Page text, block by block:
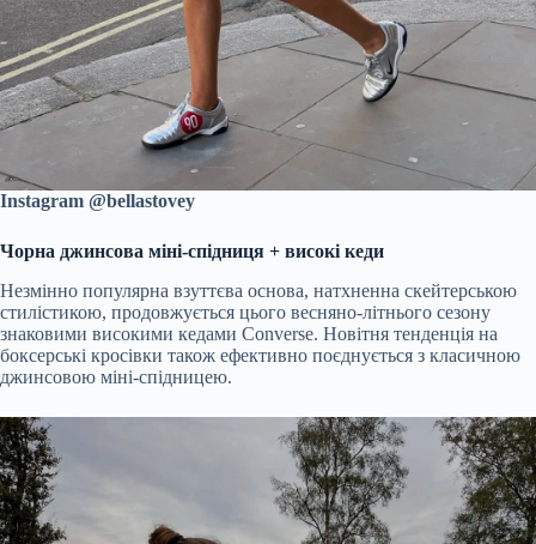
Instagram @bellastovey
Чорна джинсова міні-спідниця + високі кеди
Незмінно популярна взуттєва основа, натхненна скейтерською
стилістикою, продовжується цього весняно-літнього сезону
знаковими високими кедами Converse. Новітня тенденція на
боксерські кросівки також ефективно поєднується з класичною
джинсовою міні-спідницею.